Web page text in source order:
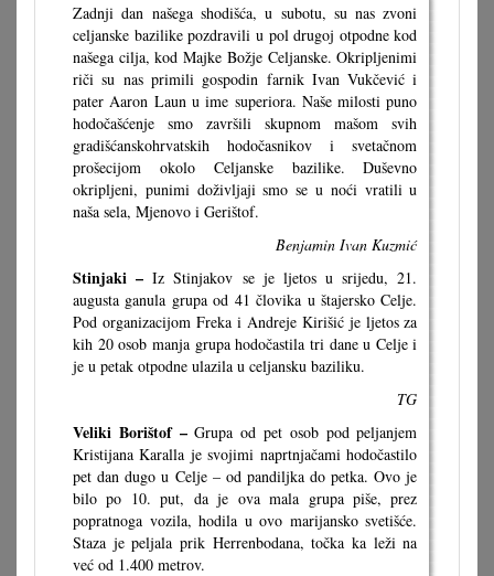
Zadnji dan našega shodišća, u subotu, su nas zvoni
celjanske bazilike pozdravili u pol drugoj otpodne kod
našega cilja, kod Majke Božje Celjanske. Okripljenimi
riči su nas primili gospodin farnik Ivan Vukčević i
pater Aaron Laun u ime superiora. Naše milosti puno
hodočašćenje smo završili skupnom mašom svih
gradišćanskohrvatskih hodočasnikov i svetačnom
prošecijom okolo Celjanske bazilike. Duševno
okripljeni, punimi doživljaji smo se u noći vratili u
naša sela, Mjenovo i Gerištof.
Benjamin Ivan Kuzmić
Stinjaki – Iz Stinjakov se je ljetos u srijedu, 21.
augusta ganula grupa od 41 človika u štajersko Celje.
Pod organizacijom Freka i Andreje Kirišić je ljetos za
kih 20 osob manja grupa hodočastila tri dane u Celje i
je u petak otpodne ulazila u celjansku baziliku.
TG
Veliki Borištof –Grupa od pet osob pod peljanjem
Kristijana Karalla je svojimi naprtnjačami hodočastilo
pet dan dugo u Celje – od pandiljka do petka. Ovo je
bilo po 10. put, da je ova mala grupa piše, prez
popratnoga vozila, hodila u ovo marijansko svetišće.
Staza je peljala prik Herrenbodana, točka ka leži na
već od 1.400 metrov.